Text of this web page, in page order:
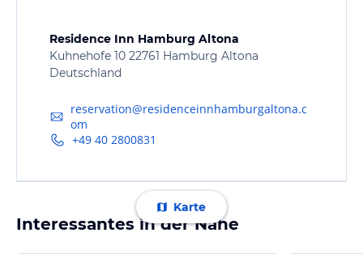
Residence Inn Hamburg Altona
Kuhnehofe 10 22761 Hamburg Altona
Deutschland
reservation@residenceinnhamburgaltona.c
om
+49 40 2800831
Karte
Interessantes in der Nähe